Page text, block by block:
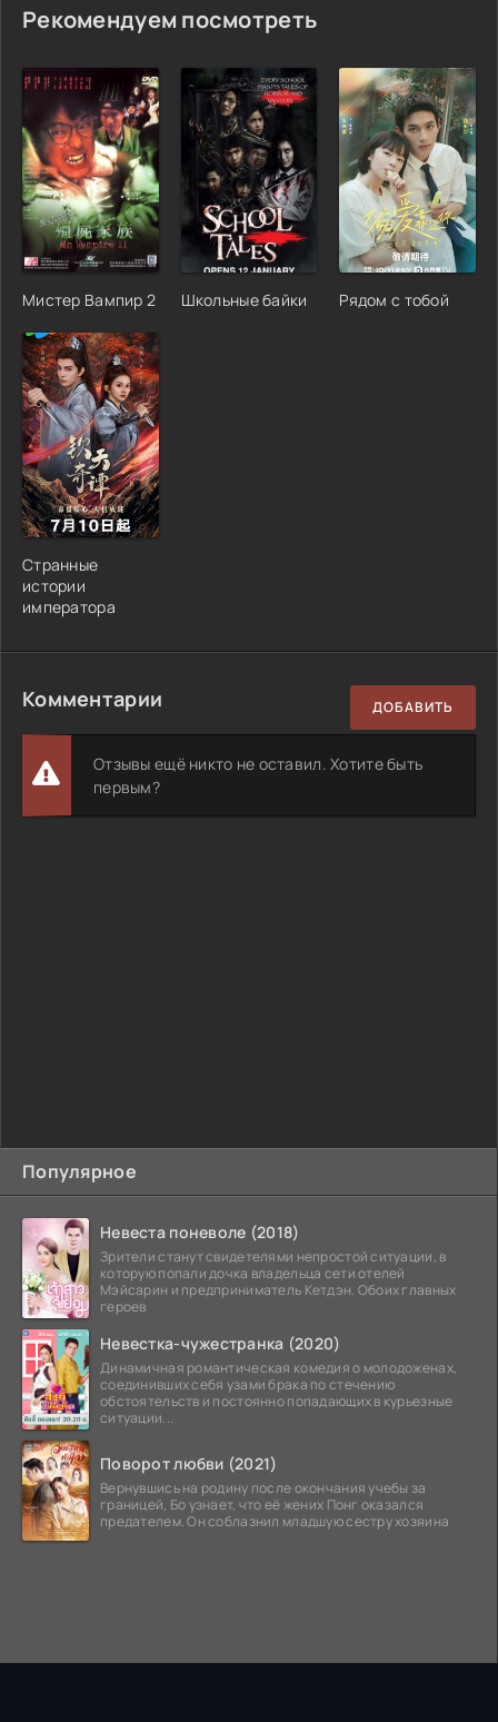
Популярное
Невеста поневоле (2018)
Зрители станут свидетелями непростой ситуации, в
которую попали дочка владельца сети отелей
Мэйсарин и предприниматель Кетдэн. Обоих главных
героев
Невестка-чужестранка (2020)
Динамичная романтическая комедия о молодоженах,
соединивших себя узами брака по стечению
обстоятельств и постоянно попадающих в курьезные
ситуации...
Поворот любви (2021)
Вернувшись на родину после окончания учебы за
границей, Бо узнает, что её жених Понг оказался
предателем. Он соблазнил младшую сестру хозяина
Рекомендуем посмотреть
Мистер Вампир 2 Школьные байки Рядом с тобой
Странные
истории
императора
Комментарии ДОБАВИТЬ
Отзывы ещё никто не оставил. Хотите быть
первым?